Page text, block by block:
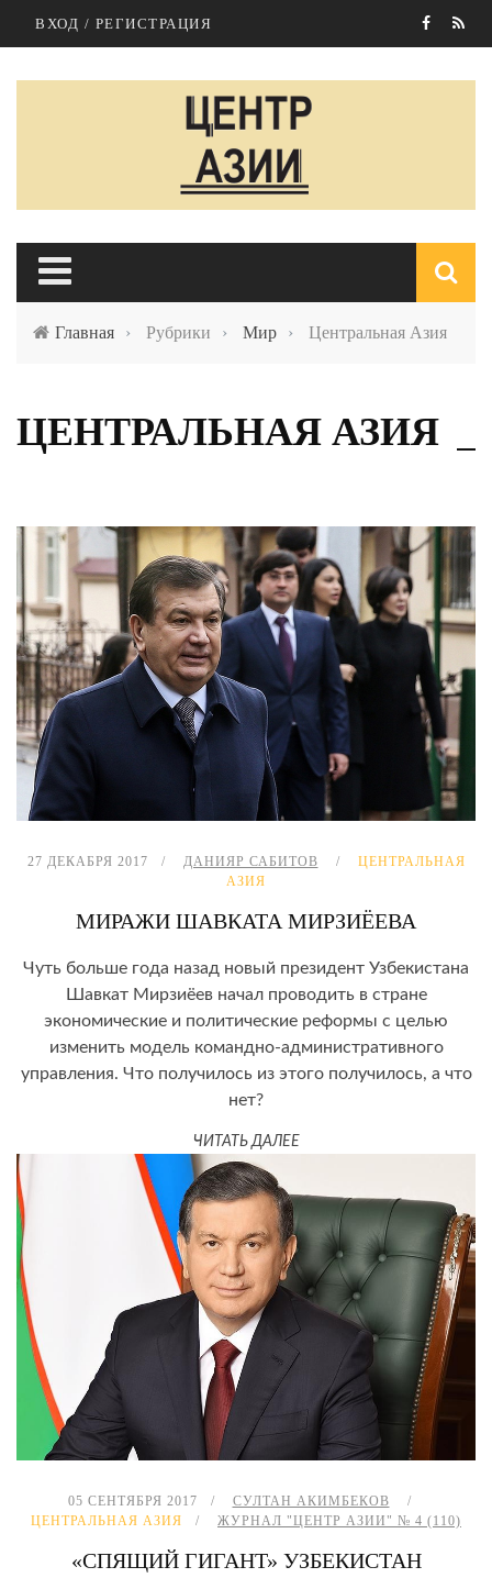
ВХОД / РЕГИСТРАЦИЯ
Главная › Рубрики › Мир › Центральная Азия
ЦЕНТРАЛЬНАЯ АЗИЯ
27 ДЕКАБРЯ 2017 ДАНИЯР САБИТОВ
ЦЕНТРАЛЬНАЯ
АЗИЯ
МИРАЖИ ШАВКАТА МИРЗИЁЕВА
Чуть больше года назад новый президент Узбекистана
Шавкат Мирзиёев начал проводить в стране
экономические и политические реформы с целью
изменить модель командно-административного
управления. Что получилось из этого получилось, а что
нет?
ЧИТАТЬ ДАЛЕЕ
05 СЕНТЯБРЯ 2017
СУЛТАН АКИМБЕКОВ
ЦЕНТРАЛЬНАЯ АЗИЯ
ЖУРНАЛ "ЦЕНТР АЗИИ" № 4 (110)
«СПЯЩИЙ ГИГАНТ» УЗБЕКИСТАН